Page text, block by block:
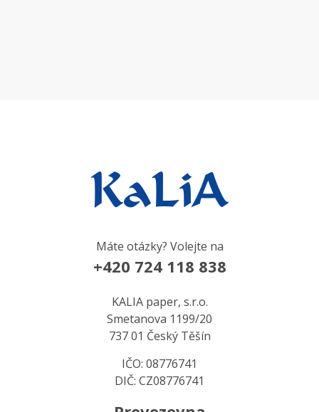
Máte otázky? Volejte na
+420 724 118 838
KALIA paper, s.r.o.
Smetanova 1199/20
737 01 Český Těšín
IČO: 08776741
DIČ: CZ08776741